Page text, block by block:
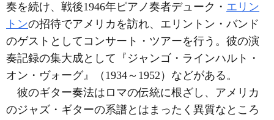
奏を続け、戦後1946年ピアノ奏者デューク・ エリン
トンの招待でアメリカを訪れ、エリントン・バンド
のゲストとしてコンサート・ツアーを行う。彼の演
奏記録の集大成として『ジャンゴ・ラインハルト・
オン・ヴォーグ』（1934～1952）などがある。
彼のギター奏法はロマの伝統に根ざし、アメリカ
のジャズ・ギターの系譜とはまったく異質なところ